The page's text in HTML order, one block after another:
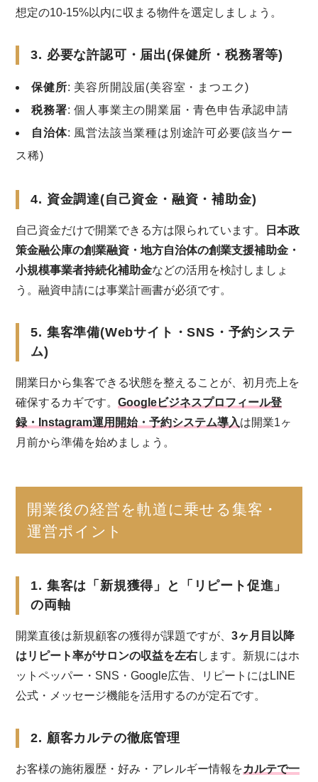
想定の10-15%以内に収まる物件を選定しましょう。
3. 必要な許認可・届出(保健所・税務署等)
保健所: 美容所開設届(美容室・まつエク)
税務署: 個人事業主の開業届・青色申告承認申請
自治体: 風営法該当業種は別途許可必要(該当ケー
ス稀)
4. 資金調達(自己資金・融資・補助金)
自己資金だけで開業できる方は限られています。
日本政
策金融公庫の創業融資・地方自治体の創業支援補助金・
小規模事業者持続化補助金などの活用を検討しましょ
う。融資申請には事業計画書が必須です。
5. 集客準備(Webサイト・SNS・予約システ
ム)
開業日から集客できる状態を整えることが、初月売上を
確保するカギです。Googleビジネスプロフィール登
録・Instagram運用開始・予約システム導入は開業1ヶ
月前から準備を始めましょう。
開業後の経営を軌道に乗せる集客・
運営ポイント
1. 集客は「新規獲得」と「リピート促進」
の両軸
開業直後は新規顧客の獲得が課題ですが、3ヶ月目以降
はリピート率がサロンの収益を左右します。新規にはホ
ットペッパー・SNS・Google広告、リピートにはLINE
公式・メッセージ機能を活用するのが定石です。
2. 顧客カルテの徹底管理
お客様の施術履歴・好み・アレルギー情報をカルテで一